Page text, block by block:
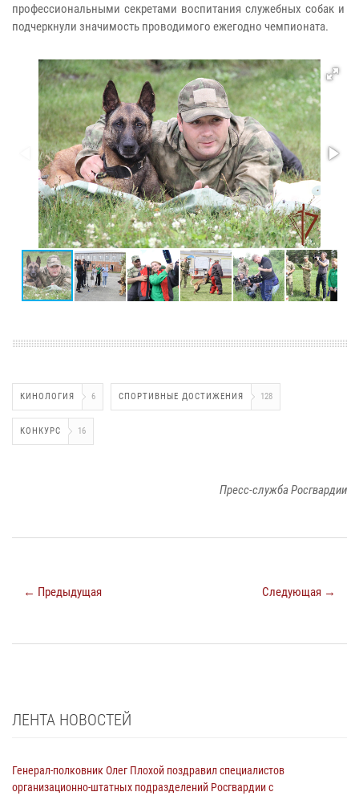
профессиональными секретами воспитания служебных собак и
подчеркнули значимость проводимого ежегодно чемпионата.
КИНОЛОГИЯ 6 СПОРТИВНЫЕ ДОСТИЖЕНИЯ 128
КОНКУРС 16
Пресс-служба Росгвардии
← Предыдущая Следующая →
ЛЕНТА НОВОСТЕЙ
Генерал-полковник Олег Плохой поздравил специалистов
организационно-штатных подразделений Росгвардии с